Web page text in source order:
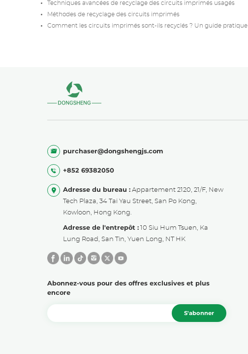
Techniques avancées de recyclage des circuits imprimés usagés
Méthodes de recyclage des circuits imprimés
Comment les circuits imprimés sont-ils recyclés ? Un guide pratique
purchaser@dongshengjs.com
+852 69382050
Adresse du bureau : Appartement 2120, 21/F, New
Tech Plaza, 34 Tai Yau Street, San Po Kong,
Kowloon, Hong Kong.
Adresse de l'entrepôt : 10 Siu Hum Tsuen, Ka
Lung Road, San Tin, Yuen Long, NT HK
Abonnez-vous pour des offres exclusives et plus
encore
S'abonner